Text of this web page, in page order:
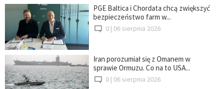
PGE Baltica i Chordata chcą zwiększyć
bezpieczeństwo farm w...
0 | 06 sierpnia 2026
Iran porozumiał się z Omanem w
sprawie Ormuzu. Co na to USA...
0 | 06 sierpnia 2026